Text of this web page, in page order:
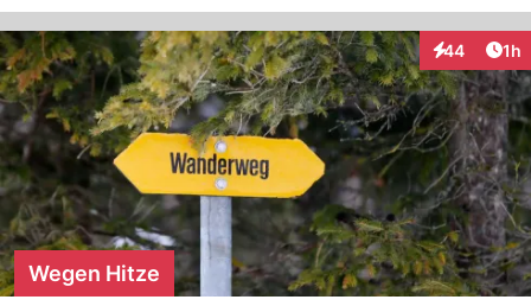
44
Interaktionen
1h
Wegen Hitze